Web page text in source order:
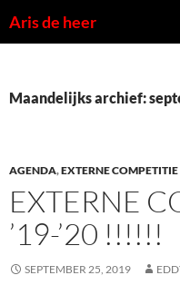
naar
Aris de heer
Maandelijks archief:
AGENDA,EXTERNE COMPETITIE
EXTERNE
’19-’20 !!!!!!
SEPTEMBER 25, 2019